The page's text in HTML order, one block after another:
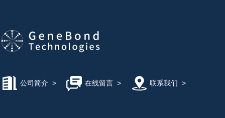
公司简介 > 在线留言> 联系我们 >